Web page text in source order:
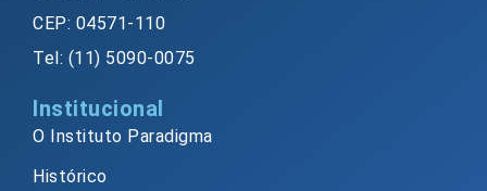
CEP: 04571-110
Tel: (11) 5090-0075
Institucional
O Instituto Paradigma
Histórico